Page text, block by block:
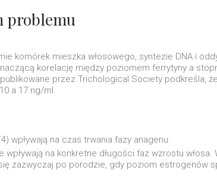
problemu
komórek mieszka włosowego, syntezie DNA i
korelację między poziomem ferrytyny a
przez Trichological Society podkreśla,
a 17 ng/ml.
wpływają na czas trwania fazy anagenu.
na konkretne długości faz wzrostu włosa.
zazwyczaj po porodzie, gdy poziom estrogenów